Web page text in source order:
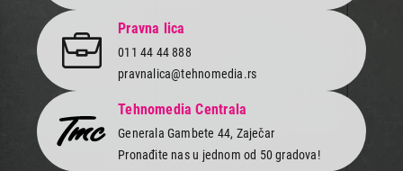
Pravna lica
011 44 44 888
pravnalica@tehnomedia.rs
Tehnomedia Centrala
Generala Gambete 44, Zaječar
Pronađite nas u jednom od 50 gradova!